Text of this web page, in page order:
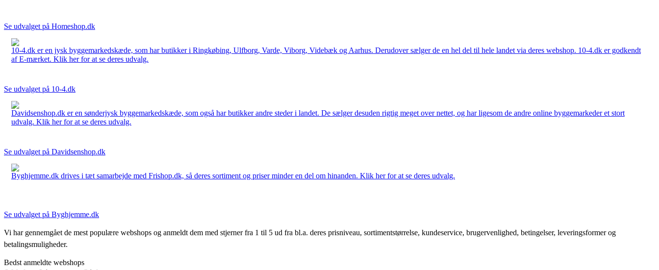
Se udvalget på Homeshop.dk
10-4.dk er en jysk byggemarkedskæde, som har butikker i Ringkøbing, Ulfborg, Varde, Viborg, Videbæk og Aarhus. Derudover sælger de en hel del til hele landet via deres webshop. 10-4.dk er godkendt
af E-mærket. Klik her for at se deres udvalg.
Se udvalget på 10-4.dk
Davidsenshop.dk er en sønderjysk byggemarkedskæde, som også har butikker andre steder i landet. De sælger desuden rigtig meget over nettet, og har ligesom de andre online byggemarkeder et stort
udvalg. Klik her for at se deres udvalg.
Se udvalget på Davidsenshop.dk
Byghjemme.dk drives i tæt samarbejde med Frishop.dk, så deres sortiment og priser minder en del om hinanden. Klik her for at se deres udvalg.
Se udvalget på Byghjemme.dk
Vi har gennemgået de mest populære webshops og anmeldt dem med stjerner fra 1 til 5 ud fra bl.a. deres prisniveau, sortimentstørrelse, kundeservice, brugervenlighed, betingelser, leveringsformer og
betalingsmuligheder.
Bedst anmeldte webshops